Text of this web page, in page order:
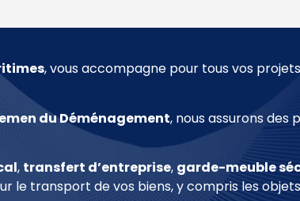
, vous accompagne pour tous vos
du Déménagement, nous assurons des
, transfert d’entreprise, garde-meuble
le transport de vos biens, y compris les